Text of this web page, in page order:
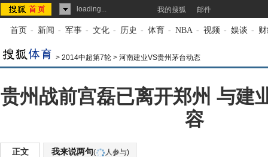
loading... 我的搜狐 邮件
首页 - 新闻 - 军事 - 文化 - 历史 - 体育 - NBA - 视频 - 娱谈 -
> 2014中超第7轮 > 河南建业VS贵州茅台动态
贵州战前宫磊已离开郑州 与建
容
正文 我来说两句( 人参与)